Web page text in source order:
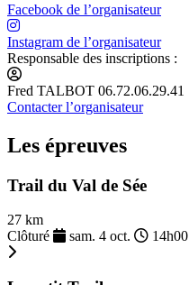
Facebook de l’organisateur
Instagram de l’organisateur
Responsable des inscriptions :
Fred TALBOT 06.72.06.29.41
Contacter l’organisateur
Les épreuves
Trail du Val de Sée
27 km
Clôturé
sam. 4 oct. 14h00